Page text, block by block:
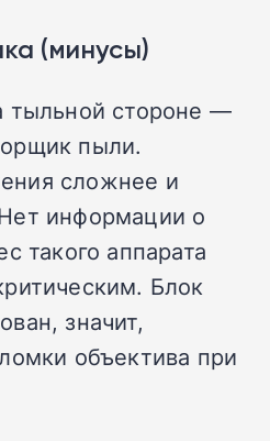
(минусы)
тыльной стороне —
пыли.
сложнее и
информации о
такого аппарата
Блок
значит,
объектива при